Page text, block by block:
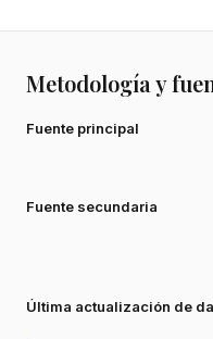
Metodología y
Fuente principal
Fuente secundaria
Última actualización de